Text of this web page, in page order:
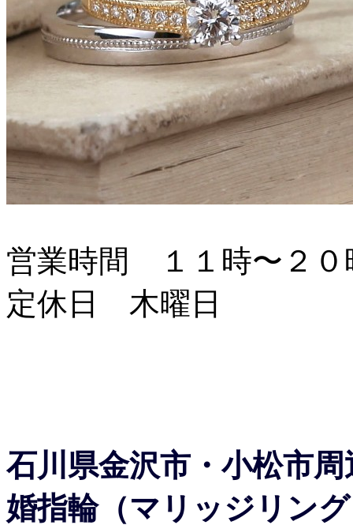
営業時間 １１時〜２０
定休日 木曜日
石川県金沢市・小松市
婚指輪（マリッジリン